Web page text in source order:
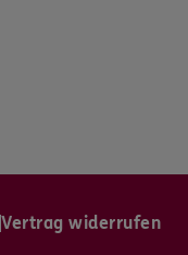
Vertrag widerrufen